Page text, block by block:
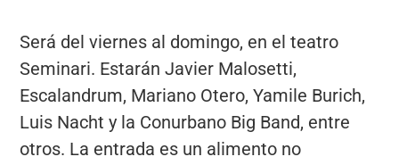
Será del viernes al domingo, en el teatro
Seminari. Estarán Javier Malosetti,
Escalandrum, Mariano Otero, Yamile Burich,
Luis Nacht y la Conurbano Big Band, entre
otros. La entrada es un alimento no